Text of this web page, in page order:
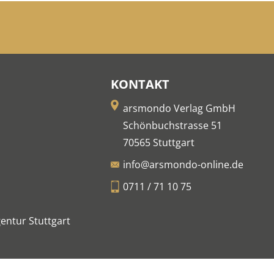
KONTAKT
arsmondo Verlag GmbH
Schönbuchstrasse 51
70565 Stuttgart
info@arsmondo-online.de
0711 / 71 10 75
Stuttgart